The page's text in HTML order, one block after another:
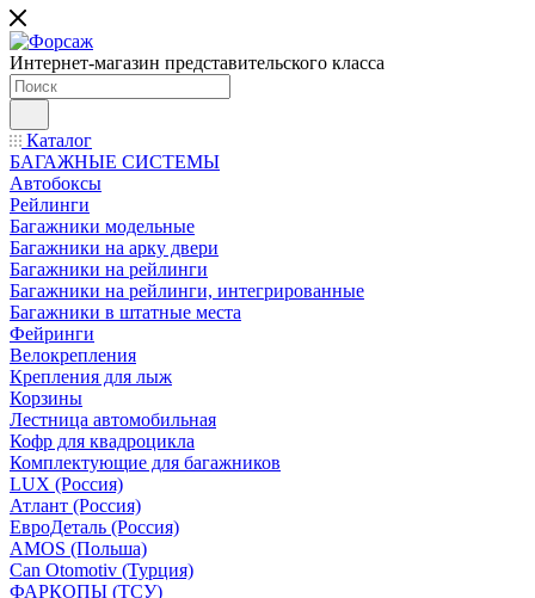
Интернет-магазин представительского класса
Каталог
БАГАЖНЫЕ СИСТЕМЫ
Автобоксы
Рейлинги
Багажники модельные
Багажники на арку двери
Багажники на рейлинги
Багажники на рейлинги, интегрированные
Багажники в штатные места
Фейринги
Велокрепления
Крепления для лыж
Корзины
Лестница автомобильная
Кофр для квадроцикла
Комплектующие для багажников
LUX (Россия)
Атлант (Россия)
ЕвроДеталь (Россия)
AMOS (Польша)
Can Otomotiv (Турция)
ФАРКОПЫ (ТСУ)